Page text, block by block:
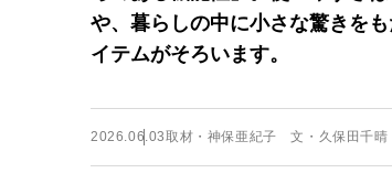
や、暮らしの中に小さな驚きを
イテムがそろいます。
2026.06.03取材・神保亜紀子 文・久保田千晴